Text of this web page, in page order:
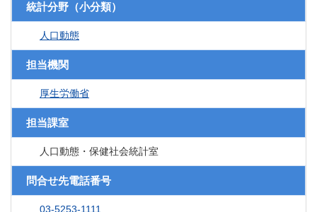
統計分野（小分類）
人口動態
担当機関
厚生労働省
担当課室
人口動態・保健社会統計室
問合せ先電話番号
03-5253-1111